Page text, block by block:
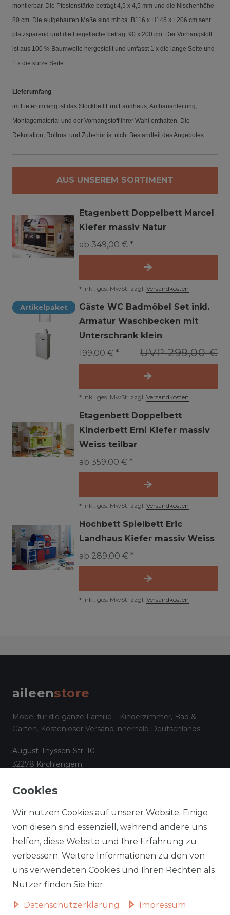
montierbar. Die Pfostenstärke beträgt 4,5 x 4,5 mm und die Nischenhöhe
80 cm. Die aufgebauten Maße sind mit ca. B116 x H145 x L206 cm sehr
platzsparend und die Liegefläche beträgt 90 x 200 cm. Der Vorhangstoff
ist aus 100 % Baumwolle hergestellt und umfasst 1 x die lange Seite und
1 x die kurze Seite.
Lieferumfang
im Lieferumfang ist das Stockbett Erni Landhaus, Aufbauanleitung,
Montagematerial und der Vorhangstoff Ihrer Wahl enthalten. Die
Dekoration, Rollrost und Zubehör ist nicht Bestandteil des Angebotes.
AUS UNSEREM SORTIMENT
Etagenbett Doppelbett Marcel
Kiefer massiv Natur
ab 349,00 € *
* inkl. ges. MwSt. zzgl. Versandkosten
Artikelpaket
Gäste WC Badmöbel Set inkl.
Armatur Waschbecken mit
Unterschrank klein
UVP 299,00 €
199,00 € *
* inkl. ges. MwSt. zzgl. Versandkosten
Etagenbett Doppelbett
Kinderbett Erni Kiefer massiv
Weiss teilbar
ab 359,00 € *
* inkl. ges. MwSt. zzgl. Versandkosten
Hochbett Spielbett Eric
Landhaus Kiefer massiv Weiss
ab 289,00 € *
* inkl. ges. MwSt. zzgl. Versandkosten
aileenstore
Möbel für die ganze Familie – Kinderzimmer, Bad &
Garten. Kostenloser Versand innerhalb Deutschlands.
August-Thyssen-Str. 10
32278 Kirchlengern
✉info@aileenstore.de
Lieferzeiten
Zahlungsarten
Widerrufsformular
Informationen zu Elektro-
Impressum
AGB
Datenschutz
Vertrag widerrufen
Cookies
Wir nutzen Cookies auf unserer Website. Einige
von diesen sind essenziell, während andere uns
helfen, diese Website und Ihre Erfahrung zu
verbessern. Weitere Informationen zu den von
uns verwendeten Cookies und Ihren Rechten als
Nutzer finden Sie hier:
Daten­schutz­erklärung Impressum